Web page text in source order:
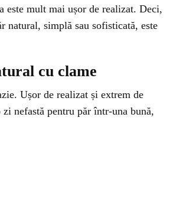
este mult mai ușor de realizat. Deci,
natural, simplă sau sofisticată, este
cu clame
Ușor de realizat și extrem de
nefastă pentru păr într-una bună,